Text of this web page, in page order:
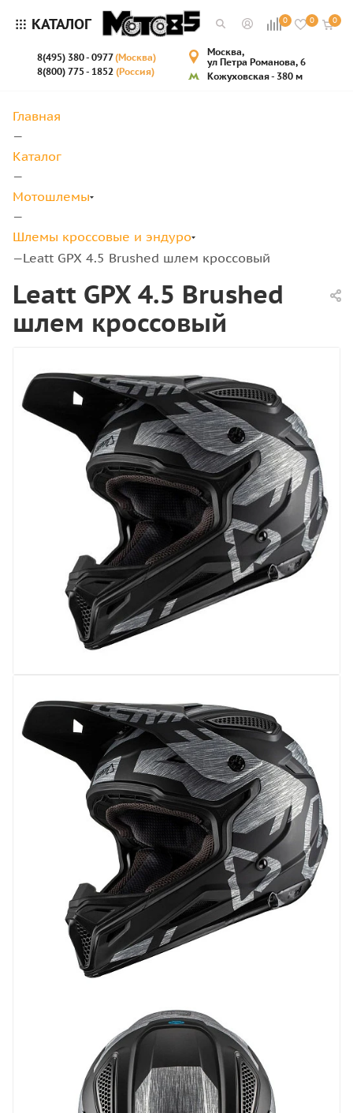
КАТАЛОГ 0 0 0
8(495) 380 - 0977(Москва)
8(800) 775 - 1852 (Россия)
Москва,
ул Петра Романова, 6
Кожуховская - 380 м
Главная
—
Каталог
—
Мотошлемы
—
Шлемы кроссовые и эндуро
—Leatt GPX 4.5 Brushed шлем кроссовый
Leatt GPX 4.5 Brushed
шлем кроссовый